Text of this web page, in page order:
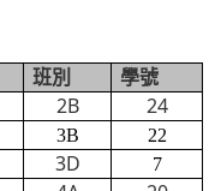
班別 學號
2B 24
3B
22
3D
7